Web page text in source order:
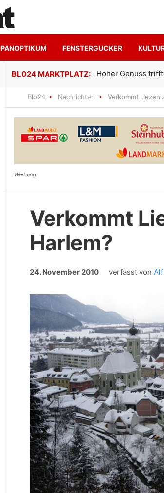
PANOPTIKUM FENSTERGUCKER
Gemeinsam für
Blo24 Nachrichten Verkommt Liezen
Verkommt
Harlem?
24. November 2010 verfasst von